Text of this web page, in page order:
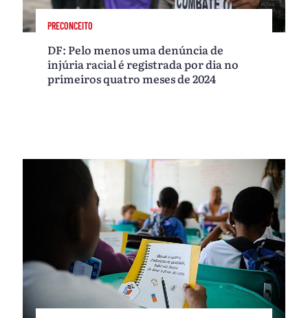
PRECONCEITO
DF: Pelo menos uma denúncia de
injúria racial é registrada por dia no
primeiros quatro meses de 2024